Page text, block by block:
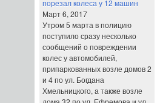
порезал колеса у 12 машин
Март 6, 2017
Утром 5 марта в полицию
поступило сразу несколько
сообщений о повреждении
колес у автомобилей,
припаркованных возле домов 2
и 4 по ул. Богдана
Хмельницкого, а также возле